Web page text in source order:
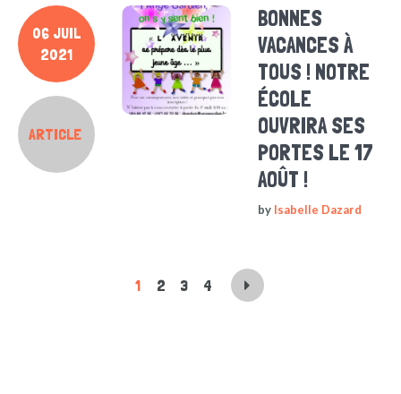
06 JUIL
2021
ARTICLE
BONNES
VACANCES À
TOUS ! NOTRE
ÉCOLE
OUVRIRA SES
PORTES LE 17
AOÛT !
by Isabelle Dazard
1 2 3 4